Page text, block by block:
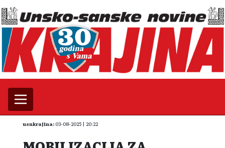
usnkrajina: 03-08-2025 | 20:22